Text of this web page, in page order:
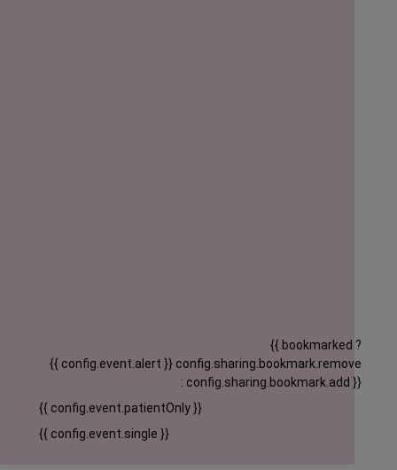
{{ config.event.alert }}
{{ bookmarked ?
config.sharing.bookmark.remove
: config.sharing.bookmark.add }}
{{ config.event.patientOnly }}
{{ config.event.single }}